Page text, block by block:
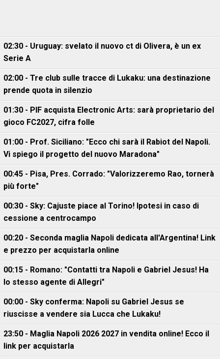
02:30 - Uruguay: svelato il nuovo ct di Olivera, è un ex
Serie A
02:00 - Tre club sulle tracce di Lukaku: una destinazione
prende quota in silenzio
01:30 - PIF acquista Electronic Arts: sarà proprietario del
gioco FC2027, cifra folle
01:00 - Prof. Siciliano: "Ecco chi sarà il Rabiot del Napoli.
Vi spiego il progetto del nuovo Maradona"
00:45 - Pisa, Pres. Corrado: "Valorizzeremo Rao, tornerà
più forte"
00:30 - Sky: Cajuste piace al Torino! Ipotesi in caso di
cessione a centrocampo
00:20 - Seconda maglia Napoli dedicata all'Argentina! Link
e prezzo per acquistarla online
00:15 - Romano: "Contatti tra Napoli e Gabriel Jesus! Ha
lo stesso agente di Allegri"
00:00 - Sky conferma: Napoli su Gabriel Jesus se
riuscisse a vendere sia Lucca che Lukaku!
23:50 - Maglia Napoli 2026 2027 in vendita online! Ecco il
link per acquistarla